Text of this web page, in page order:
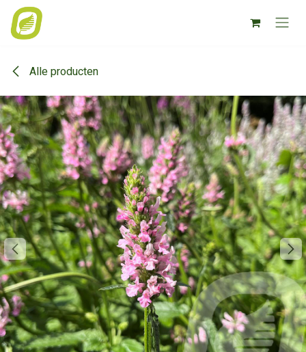
Overslaan naar inhoud
Alle producten